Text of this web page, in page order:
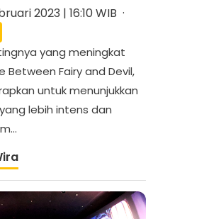
2023 | 16:10 WIB ·
yang meningkat
Between Fairy and Devil,
untuk menunjukkan
lebih intens dan